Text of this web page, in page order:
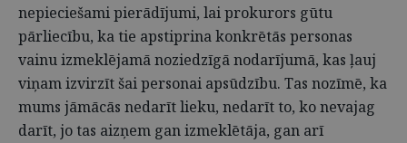
nepieciešami pierādījumi, lai prokurors gūtu
pārliecību, ka tie apstiprina konkrētās personas
vainu izmeklējamā noziedzīgā nodarījumā, kas ļauj
viņam izvirzīt šai personai apsūdzību. Tas nozīmē, ka
mums jāmācās nedarīt lieku, nedarīt to, ko nevajag
darīt, jo tas aizņem gan izmeklētāja, gan arī